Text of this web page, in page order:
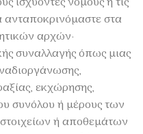
ανταποκρινόμαστε στα
αρχών·
συναλλαγής όπως μιας
εκχώρησης,
συνόλου ή μέρους των
ή αποθεμάτων